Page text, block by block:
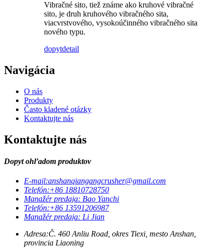
Vibračné sito, tiež známe ako kruhové vibračné
sito, je druh kruhového vibračného sita,
viacvrstvového, vysokoúčinného vibračného sita
nového typu.
dopytdetail
Navigácia
O nás
Produkty
Často kladené otázky
Kontaktujte nás
Kontaktujte nás
Dopyt ohľadom produktov
E-mail:anshanqiangangcrusher@gmail.com
Telefón:+86 18810728750
Manažér predaja: Bao Yanchi
Telefón:+86 13591206987
Manažér predaja: Li Jian
Adresa:Č. 460 Anliu Road, okres Tiexi, mesto Anshan,
provincia Liaoning